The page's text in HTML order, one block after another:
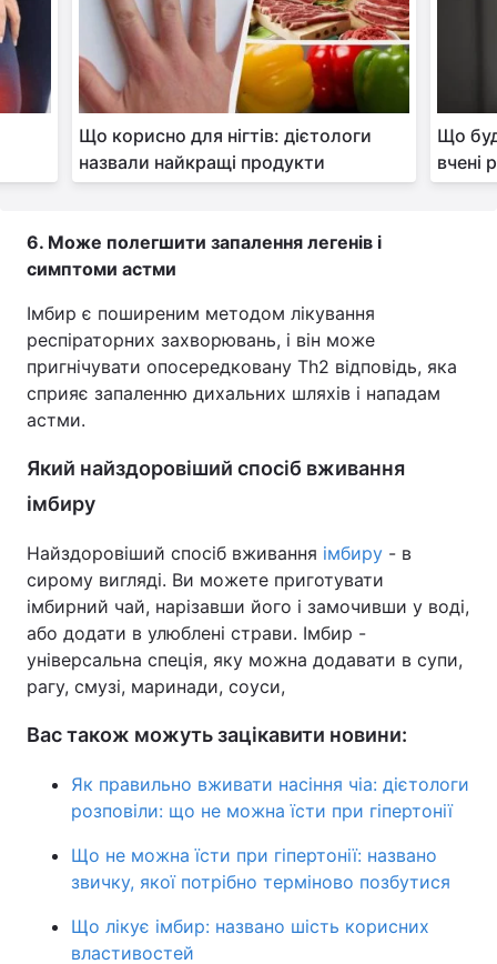
Що корисно для нігтів: дієтологи
назвали найкращі продукти
Що
вчені
6. Може полегшити запалення легенів і
симптоми астми
Імбир є поширеним методом лікування
респіраторних захворювань, і він може
пригнічувати опосередковану Th2 відповідь, яка
сприяє запаленню дихальних шляхів і нападам
астми.
Який найздоровіший спосіб вживання
імбиру
Найздоровіший спосіб вживання імбиру - в
сирому вигляді. Ви можете приготувати
імбирний чай, нарізавши його і замочивши у воді,
або додати в улюблені страви. Імбир -
універсальна спеція, яку можна додавати в супи,
рагу, смузі, маринади, соуси,
Вас також можуть зацікавити новини:
Як правильно вживати насіння чіа: дієтологи
розповіли: що не можна їсти при гіпертонії
Що не можна їсти при гіпертонії: названо
звичку, якої потрібно терміново позбутися
Що лікує імбир: названо шість корисних
властивостей